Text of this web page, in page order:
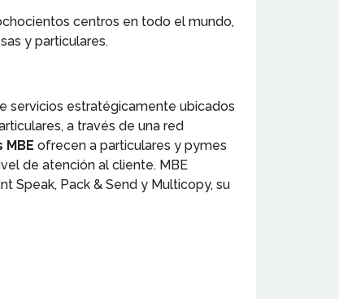
centros en todo el mundo,
y particulares.
servicios estratégicamente ubicados
a través de una red
ofrecen a particulares y pymes
de atención al cliente. MBE
Speak, Pack & Send y Multicopy, su